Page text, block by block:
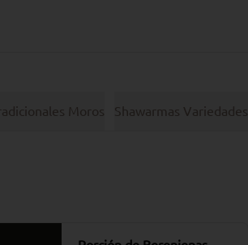
Moros Shawarmas Variedades